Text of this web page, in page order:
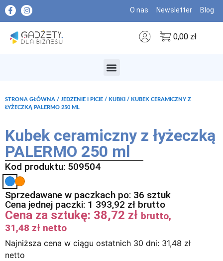
O nas Newsletter Blog
0,00 zł
STRONA GŁÓWNA / JEDZENIE I PICIE / KUBKI / KUBEK CERAMICZNY Z
ŁYŻECZKĄ PALERMO 250 ML
Kubek ceramiczny z łyżeczką
PALERMO 250 ml
Kod produktu: 509504
Sprzedawane w paczkach po: 36 sztuk
Cena jednej paczki: 1 393,92 zł brutto
Cena za sztukę: 38,72 zł brutto,
31,48 zł netto
Najniższa cena w ciągu ostatnich 30 dni: 31,48 zł
netto